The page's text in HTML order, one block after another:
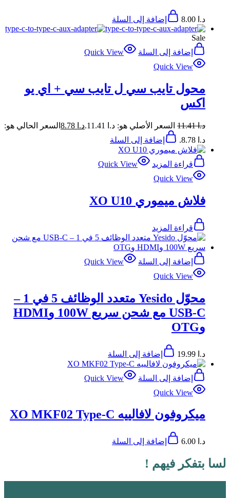
د.ا إضافة إلى السلة
Sale
إضافة إلى السلة
Quick View
Quick View
محول تايب سي ل تايب سي + اي يو
اكس
د.ا11.41 السعر الأصلي هو: د.ا 11.41. د.ا
السعر الحالي هو:
د.ا 8.78.
إضافة إلى السلة
قراءة المزيد
Quick View
Quick View
فلاش ميموري XO U10
قراءة المزيد
إضافة إلى السلة
Quick View
Quick View
محوّل Yesido متعدد الوظائف 5 في 1 –
USB-C مع شحن سريع 100W وHDMI
وOTG
د.ا إضافة إلى السلة
إضافة إلى السلة
Quick View
Quick View
ميكروفون لافالييه XO MKF02 Type-C
د.ا إضافة إلى السلة
لسا بتفكر فيهم !